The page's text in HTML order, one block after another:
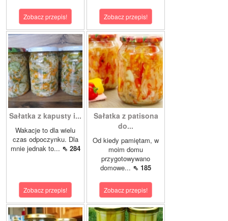
Zobacz przepis! Zobacz przepis!
Sałatka z kapusty i...
Wakacje to dla wielu
czas odpoczynku. Dla
mnie jednak to... ⇖ 284
Zobacz przepis!
Sałatka z patisona
do...
Od kiedy pamiętam, w
moim domu
przygotowywano
domowe... ⇖ 185
Zobacz przepis!